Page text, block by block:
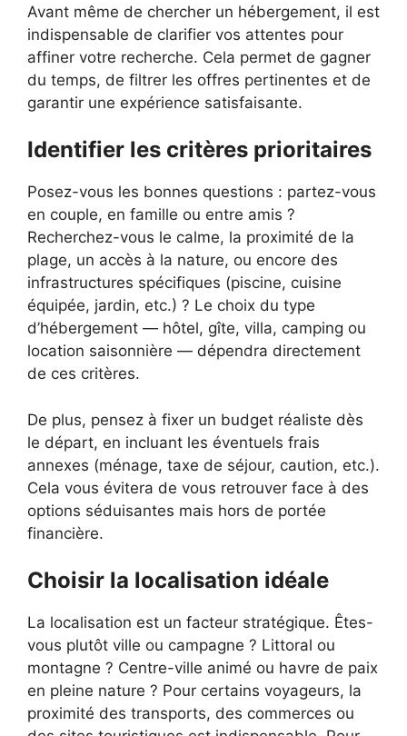
Avant même de chercher un hébergement, il est
indispensable de clarifier vos attentes pour
affiner votre recherche. Cela permet de gagner
du temps, de filtrer les offres pertinentes et de
garantir une expérience satisfaisante.
Identifier les critères prioritaires
Posez-vous les bonnes questions : partez-vous
en couple, en famille ou entre amis ?
Recherchez-vous le calme, la proximité de la
plage, un accès à la nature, ou encore des
infrastructures spécifiques (piscine, cuisine
équipée, jardin, etc.) ? Le choix du type
d’hébergement — hôtel, gîte, villa, camping ou
location saisonnière — dépendra directement
de ces critères.
De plus, pensez à fixer un budget réaliste dès
le départ, en incluant les éventuels frais
annexes (ménage, taxe de séjour, caution, etc.).
Cela vous évitera de vous retrouver face à des
options séduisantes mais hors de portée
financière.
Choisir la localisation idéale
La localisation est un facteur stratégique. Êtes-
vous plutôt ville ou campagne ? Littoral ou
montagne ? Centre-ville animé ou havre de paix
en pleine nature ? Pour certains voyageurs, la
proximité des transports, des commerces ou